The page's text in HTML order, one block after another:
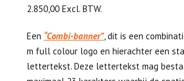
2.850,00 Excl. BTW.
Een “Combi-banner”, dit is een
m full colour logo en hierachter een
lettertekst. Deze lettertekst mag